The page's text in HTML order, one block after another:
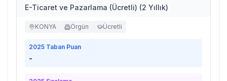
E-Ticaret ve Pazarlama (Ücretli) (2 Yıllık)
KONYA Örgün Ücretli
2025 Taban Puan
-